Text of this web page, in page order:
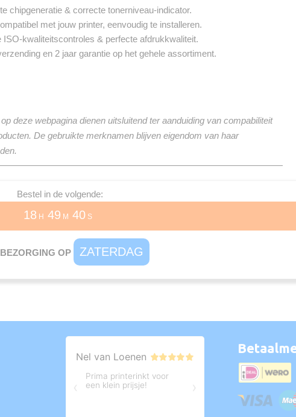
chipgeneratie & correcte tonerniveau-indicator.
met jouw printer, eenvoudig te installeren.
ISO-kwaliteitscontroles & perfecte afdrukkwaliteit.
en 2 jaar garantie op het gehele assortiment.
deze webpagina dienen uitsluitend ter aanduiding van compabiliteit
De gebruikte merknamen blijven eigendom van haar
Bestel in de volgende:
18 H 49 M 40 S
OP ZATERDAG